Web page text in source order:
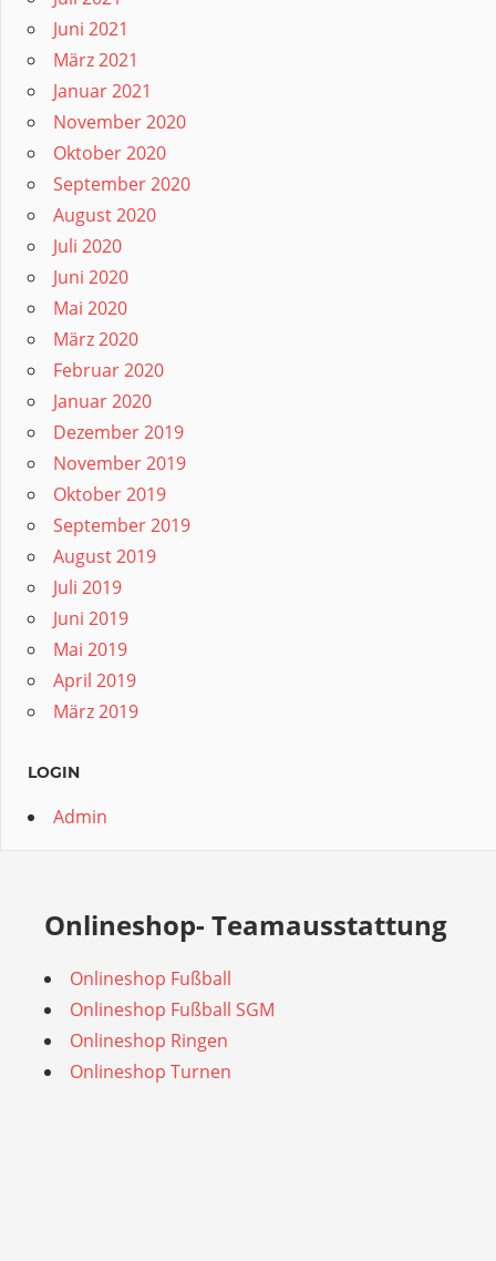
Juni 2021
März 2021
Januar 2021
November 2020
Oktober 2020
September 2020
August 2020
Juli 2020
Juni 2020
Mai 2020
März 2020
Februar 2020
Januar 2020
Dezember 2019
November 2019
Oktober 2019
September 2019
August 2019
Juli 2019
Juni 2019
Mai 2019
April 2019
März 2019
LOGIN
Admin
Onlineshop- Teamausstattung
Onlineshop Fußball
Onlineshop Fußball SGM
Onlineshop Ringen
Onlineshop Turnen